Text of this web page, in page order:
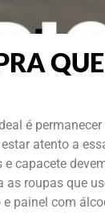
é
atento a
e capacete
as roupas que
e painel com